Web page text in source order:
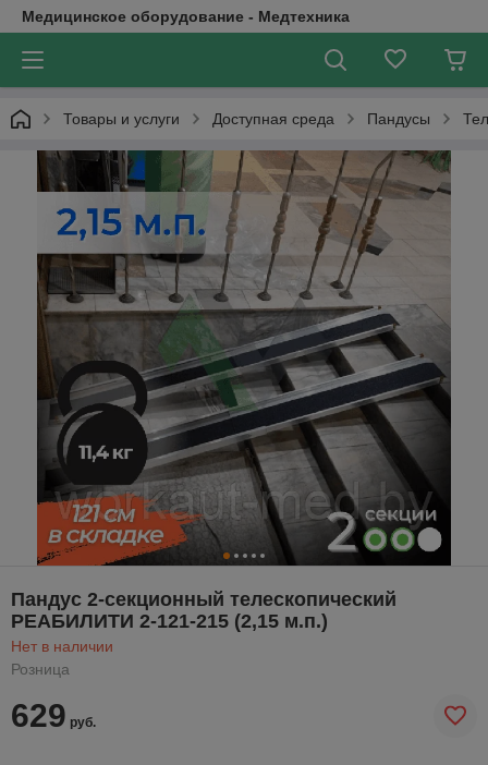
Медицинское оборудование - Медтехника
Товары и услуги Доступная среда Пандусы
Пандус 2-секционный телескопический
РЕАБИЛИТИ 2-121-215 (2,15 м.п.)
Нет в наличии
Розница
629 руб.